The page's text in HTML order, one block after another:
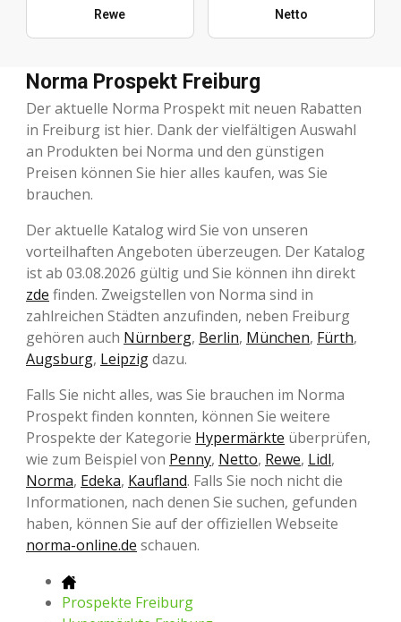
Rewe Netto
Norma Prospekt Freiburg
Der aktuelle Norma Prospekt mit neuen Rabatten
in Freiburg ist hier. Dank der vielfältigen Auswahl
an Produkten bei Norma und den günstigen
Preisen können Sie hier alles kaufen, was Sie
brauchen.
Der aktuelle Katalog wird Sie von unseren
vorteilhaften Angeboten überzeugen. Der Katalog
ist ab 03.08.2026 gültig und Sie können ihn direkt
zde finden. Zweigstellen von Norma sind in
zahlreichen Städten anzufinden, neben Freiburg
gehören auch Nürnberg, Berlin, München, Fürth,
Augsburg, Leipzigdazu.
Falls Sie nicht alles, was Sie brauchen im Norma
Prospekt finden konnten, können Sie weitere
Prospekte der Kategorie Hypermärkte überprüfen,
wie zum Beispiel von Penny, Netto, Rewe, Lidl,
Norma, Edeka, Kaufland. Falls Sie noch nicht die
Informationen, nach denen Sie suchen, gefunden
haben, können Sie auf der offiziellen Webseite
norma-online.de schauen.
Prospekte Freiburg